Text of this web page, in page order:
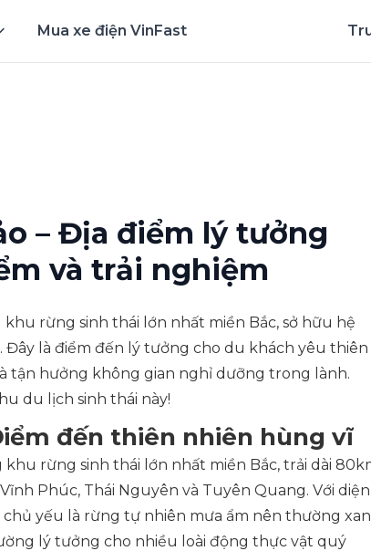
Mua xe điện VinFast
– Địa điểm lý tưởng
và trải nghiệm
rừng sinh thái lớn nhất miền Bắc, sở hữu hệ
là điểm đến lý tưởng cho du khách yêu thiên
tận hưởng không gian nghỉ dưỡng trong lành.
du lịch sinh thái này!
đến thiên nhiên hùng vĩ
rừng sinh thái lớn nhất miền Bắc, trải dài
Phúc, Thái Nguyên và Tuyên Quang. Với diện
chủ yếu là rừng tự nhiên mưa ẩm nên thường
lý tưởng cho nhiều loài động thực vật quý